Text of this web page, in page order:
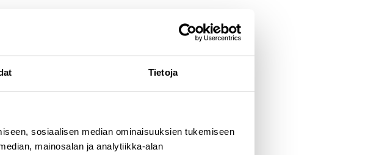
Tietoja
sosiaalisen median ominaisuuksien tukemiseen
mainosalan ja analytiikka-alan